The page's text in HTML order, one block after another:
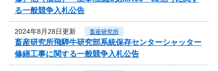
る一般競争入札公告
2024年8月28日更新 畜産研究所
畜産研究所飛騨牛研究部系統保存センターシャッター
修繕工事に関する一般競争入札公告